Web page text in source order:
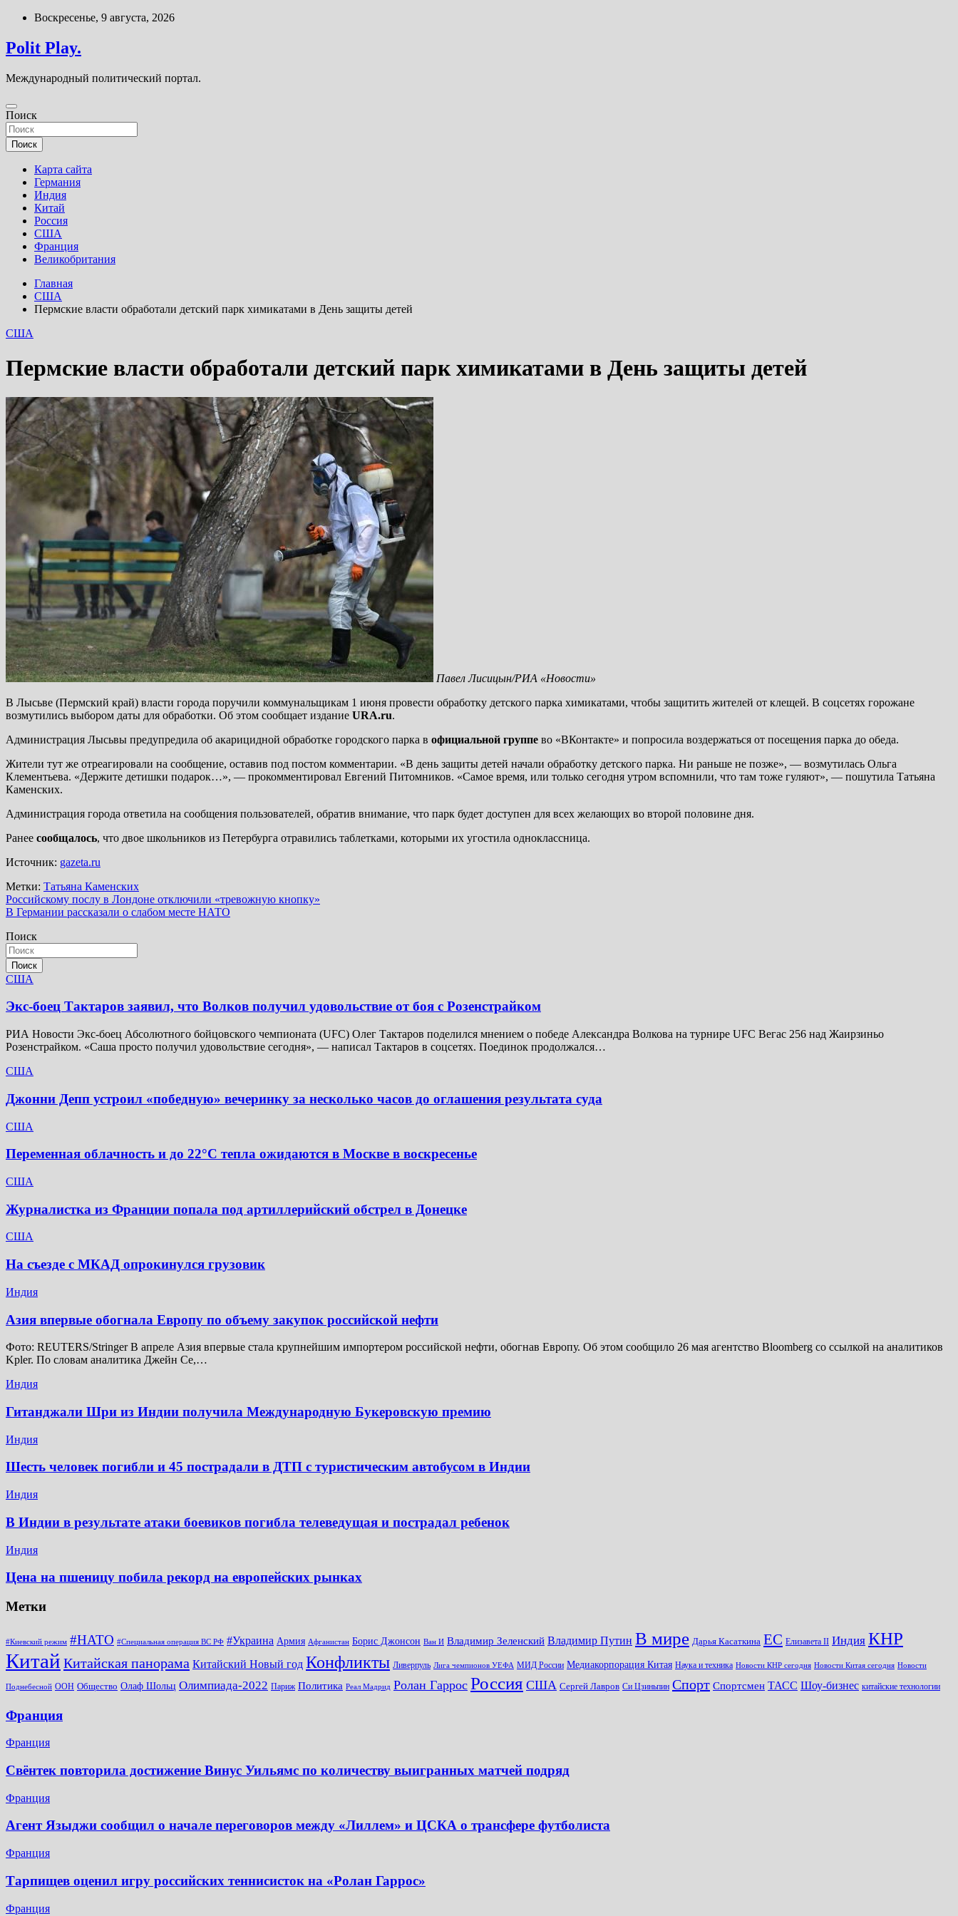
Перейти
содержимому
Воскресенье, 9 августа, 2026
Polit Play.
Международный политический портал.
Поиск
Поиск
Карта сайта
Германия
Индия
Китай
Россия
США
Франция
Великобритания
Главная
США
Пермские власти обработали детский парк химикатами в День защиты детей
США
Пермские власти обработали детский парк химикатами в День защиты детей
Павел Лисицын/РИА «Новости»
В Лысьве (Пермский край) власти города поручили коммунальщикам 1 июня провести обработку детского парка химикатами, чтобы защитить жителей от клещей. В соцсетях горожане
возмутились выбором даты для обработки. Об этом сообщает издание URA.ru.
Администрация Лысьвы предупредила об акарицидной обработке городского парка в официальной группе во «ВКонтакте» и попросила воздержаться от посещения парка до обеда.
Жители тут же отреагировали на сообщение, оставив под постом комментарии. «В день защиты детей начали обработку детского парка. Ни раньше не позже», — возмутилась Ольга
Клементьева. «Держите детишки подарок…», — прокомментировал Евгений Питомников. «Самое время, или только сегодня утром вспомнили, что там тоже гуляют», — пошутила Татьяна
Каменских.
Администрация города ответила на сообщения пользователей, обратив внимание, что парк будет доступен для всех желающих во второй половине дня.
Ранее сообщалось, что двое школьников из Петербурга отравились таблетками, которыми их угостила одноклассница.
Источник: gazeta.ru
Метки: Татьяна Каменских
Навигация
по
записям
Российскому послу в Лондоне отключили «тревожную кнопку»
В Германии рассказали о слабом месте НАТО
Поиск
Поиск
США
Экс-боец Тактаров заявил, что Волков получил удовольствие от боя с Розенстрайком
РИА Новости Экс-боец Абсолютного бойцовского чемпионата (UFC) Олег Тактаров поделился мнением о победе Александра Волкова на турнире UFC Вегас 256 над Жаирзиньо
Розенстрайком. «Саша просто получил удовольствие сегодня», — написал Тактаров в соцсетях. Поединок продолжался…
США
Джонни Депп устроил «победную» вечеринку за несколько часов до оглашения результата суда
США
Переменная облачность и до 22°C тепла ожидаются в Москве в воскресенье
США
Журналистка из Франции попала под артиллерийский обстрел в Донецке
США
На съезде с МКАД опрокинулся грузовик
Индия
Азия впервые обогнала Европу по объему закупок российской нефти
Фото: REUTERS/Stringer В апреле Азия впервые стала крупнейшим импортером российской нефти, обогнав Европу. Об этом сообщило 26 мая агентство Bloomberg со ссылкой на аналитиков
Kpler. По словам аналитика Джейн Се,…
Индия
Гитанджали Шри из Индии получила Международную Букеровскую премию
Индия
Шесть человек погибли и 45 пострадали в ДТП с туристическим автобусом в Индии
Индия
В Индии в результате атаки боевиков погибла телеведущая и пострадал ребенок
Индия
Цена на пшеницу побила рекорд на европейских рынках
Метки
#Киевский режим #НАТО #Специальная операция ВС РФ #Украина Армия Афганистан Борис Джонсон Ван И Владимир Зеленский Владимир Путин В мире Дарья Касаткина ЕС Елизавета II Индия КНР
Китай Китайская панорама Китайский Новый год Конфликты Ливерпуль Лига чемпионов УЕФА МИД России Медиакорпорация Китая Наука и техника Новости КНР сегодня Новости Китая сегодня Новости
Поднебесной ООН Общество Олаф Шольц Олимпиада-2022 Париж Политика Реал Мадрид Ролан Гаррос Россия США Сергей Лавров Си Цзиньпин Спорт Спортсмен ТАСС Шоу-бизнес китайские технологии
Франция
Франция
Свёнтек повторила достижение Винус Уильямс по количеству выигранных матчей подряд
Франция
Агент Языджи сообщил о начале переговоров между «Лиллем» и ЦСКА о трансфере футболиста
Франция
Тарпищев оценил игру российских теннисисток на «Ролан Гаррос»
Франция